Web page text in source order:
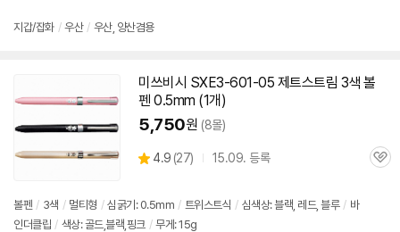
지갑/잡화 / 우산 / 우산, 양산겸용
미쓰비시 SXE3-601-05 제트스트림 3색 볼
펜 0.5mm (1개)
5,750원 (8몰)
별
4.9 (상
27) 15.09. 등록
관
볼펜 / 3색 / 멀티형 / 심굵기: 0.5mm / 트위스트식 / 심색상: 블랙, 레드, 블루 / 바
인더클립 / 색상: 골드,블랙,핑크 / 무게: 15g